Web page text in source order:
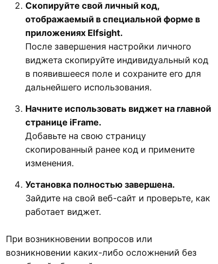
Скопируйте свой личный код,
отображаемый в специальной форме в
приложениях Elfsight.
После завершения настройки личного
виджета скопируйте индивидуальный код
в появившееся поле и сохраните его для
дальнейшего использования.
Начните использовать виджет на главной
странице iFrame.
Добавьте на свою страницу
скопированный ранее код и примените
изменения.
Установка полностью завершена.
Зайдите на свой веб-сайт и проверьте, как
работает виджет.
При возникновении вопросов или
возникновении каких-либо осложнений без